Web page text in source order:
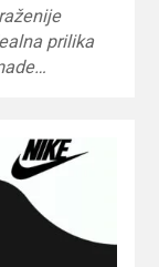
prilika